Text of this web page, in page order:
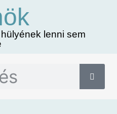
lenni sem